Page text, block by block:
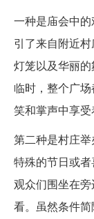
一种是庙会中
引了来自附近
灯笼以及华丽
临时，整个广
笑和掌声中享受
第二种是村庄
特殊的节日或
观众们围坐在
看。虽然条件